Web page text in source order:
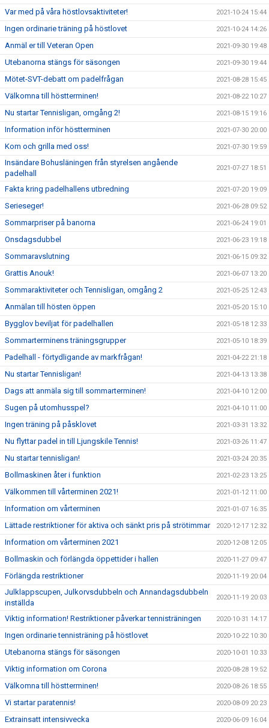
Var med på våra höstlovsaktiviteter! 2021-10-24 15:44
Ingen ordinarie träning på höstlovet 2021-10-24 14:26
Anmäl er till Veteran Open 2021-09-30 19:48
Utebanorna stängs för säsongen 2021-09-30 19:44
Mötet-SVT-debatt om padelfrågan 2021-08-28 15:45
Välkomna till höstterminen! 2021-08-22 10:27
Nu startar Tennisligan, omgång 2! 2021-08-15 19:16
Information inför höstterminen 2021-07-30 20:00
Kom och grilla med oss! 2021-07-30 19:59
Insändare Bohusläningen från styrelsen angående
padelhall
2021-07-27 18:51
Fakta kring padelhallens utbredning 2021-07-20 19:09
Serieseger! 2021-06-28 09:52
Sommarpriser på banorna 2021-06-24 19:01
Onsdagsdubbel 2021-06-23 19:18
Sommaravslutning 2021-06-15 09:32
Grattis Anouk! 2021-06-07 13:20
Sommaraktiviteter och Tennisligan, omgång 2 2021-05-25 12:43
Anmälan till hösten öppen 2021-05-20 15:10
Bygglov beviljat för padelhallen 2021-05-18 12:33
Sommarterminens träningsgrupper 2021-05-10 18:39
Padelhall - förtydligande av markfrågan! 2021-04-22 21:18
Nu startar Tennisligan! 2021-04-13 13:38
Dags att anmäla sig till sommarterminen! 2021-04-10 12:00
Sugen på utomhusspel? 2021-04-10 11:00
Ingen träning på påsklovet 2021-03-31 13:32
Nu flyttar padel in till Ljungskile Tennis! 2021-03-26 11:47
Nu startar tennisligan! 2021-03-24 20:35
Bollmaskinen åter i funktion 2021-02-23 13:25
Välkommen till vårterminen 2021! 2021-01-12 11:00
Information om vårterminen 2021-01-07 16:35
Lättade restriktioner för aktiva och sänkt pris på strötimmar 2020-12-17 12:32
Information om vårterminen 2021 2020-12-08 12:05
Bollmaskin och förlängda öppettider i hallen 2020-11-27 09:47
Förlängda restriktioner 2020-11-19 20:04
Julklappscupen, Julkorvsdubbeln och Annandagsdubbeln
inställda
2020-11-19 20:03
Viktig information! Restriktioner påverkar tennisträningen 2020-10-31 14:17
Ingen ordinarie tennisträning på höstlovet 2020-10-22 10:30
Utebanorna stängs för säsongen 2020-10-01 10:33
Viktig information om Corona 2020-08-28 19:52
Välkomna till höstterminen! 2020-08-26 18:55
Vi startar paratennis! 2020-08-09 20:23
Extrainsatt intensivvecka 2020-06-09 16:04